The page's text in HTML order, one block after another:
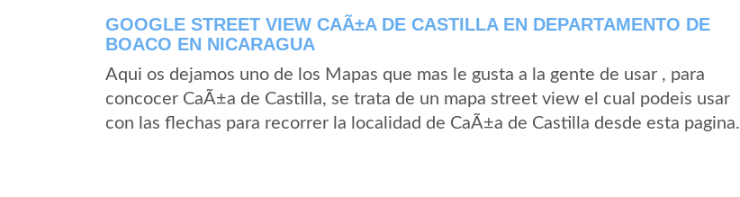
GOOGLE STREET VIEW CAÃ±A DE CASTILLA EN DEPARTAMENTO DE
BOACO EN NICARAGUA
Aqui os dejamos uno de los Mapas que mas le gusta a la gente de usar , para
concocer CaÃ±a de Castilla, se trata de un mapa street view el cual podeis usar
con las flechas para recorrer la localidad de CaÃ±a de Castilla desde esta pagina.